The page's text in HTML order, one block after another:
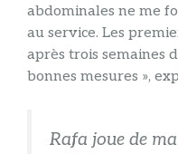
abdominales ne me
au service. Les
après trois semaines
bonnes mesures »,
Rafa joue de